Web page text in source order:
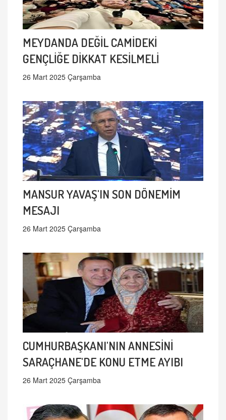
MEYDANDA DEĞİL CAMİDEKİ
GENÇLİĞE DİKKAT KESİLMELİ
26 Mart 2025 Çarşamba
MANSUR YAVAŞ'IN SON DÖNEMİM
MESAJI
26 Mart 2025 Çarşamba
CUMHURBAŞKANI'NIN ANNESİNİ
SARAÇHANE'DE KONU ETME AYIBI
26 Mart 2025 Çarşamba